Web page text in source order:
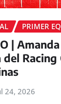
PRIMER
|
Racing
24, 2026